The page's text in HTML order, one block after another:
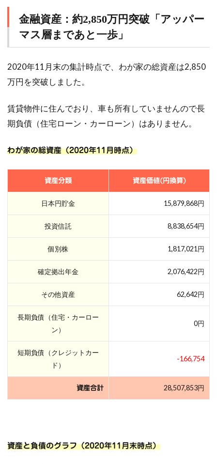
金融資産：約2,850万円突破「アッパー
マス層まであと一歩」
2020年11月末の集計時点で、わが家の総資産は2,850
万円を突破しました。
賃貸物件に住んでおり、車も所有していませんので長
期負債（住宅ローン・カーローン）はありません。
わが家の総資産（2020年11月時点）
資産分類 資産価値(円換算)
日本円貯金 15,879,868円
投資信託 8,838,654円
個別株 1,817,021円
確定拠出年金 2,076,422円
その他資産 62,642円
長期負債（住宅・カーロー
ン）
0円
短期負債（クレジットカー
ド）
-166,754
資産合計 28,507,853円
資産と負債のグラフ（2020年11月末時点）